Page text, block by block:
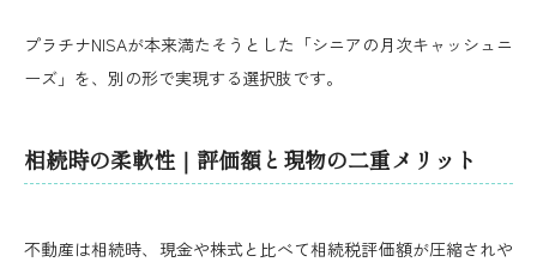
プラチナNISAが本来満たそうとした「シニアの月次キャッシュニ
ーズ」を、別の形で実現する選択肢です。
相続時の柔軟性｜評価額と現物の二重メリット
不動産は相続時、現金や株式と比べて相続税評価額が圧縮されや